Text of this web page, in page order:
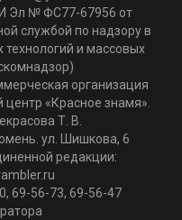
Эл № ФС77-67956 от
службой по надзору в
и массовых
организация
«Красное знамя».
Т. В.
ул. Шишкова, 6
редакции:
69-56-73, 69-56-47